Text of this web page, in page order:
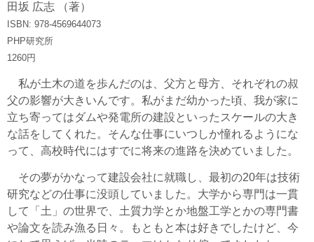
田坂 広志 （著）
ISBN: 978-4569644073
PHP研究所
1260円
私が土木の道を歩んだのは、父方と母方、それぞれの叔
父の影響が大きいんです。私がまだ幼かった頃、我が家に
立ち寄ってはダムや発電所の建設といったスケールの大き
な話をしてくれた。そんな仕事にいつしか憧れるようにな
って、高校時代にはすでに将来の進路を決めていました。
その夢がかなって建設会社に就職し、最初の20年は技術
研究などの仕事に没頭していました。大学から専門は一貫
して「土」の世界で、土質力学とか地盤工学とかの専門書
や論文を読み漁る日々。もともと本は好きでしたけど、今